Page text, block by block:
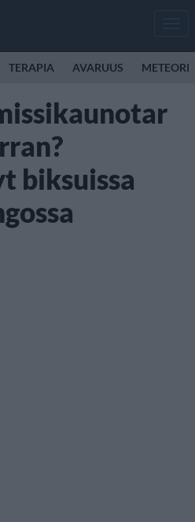
TERAPIA AVARUUS METEORI
biksuissa